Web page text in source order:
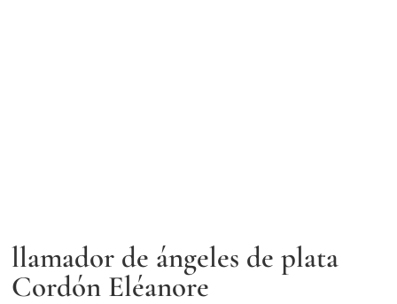
llamador de ángeles de plata
Cordón Eléanore